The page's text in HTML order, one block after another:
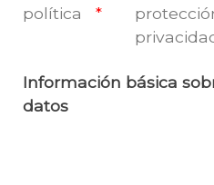
política
Información básica
datos